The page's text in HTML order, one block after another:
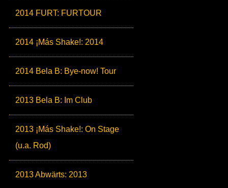
2014 FURT: FURTOUR
2014 ¡Más Shake!: 2014
2014 Bela B: Bye-now! Tour
2013 Bela B: Im Club
2013 ¡Más Shake!: On Stage
(u.a. Rod)
2013 Abwärts: 2013